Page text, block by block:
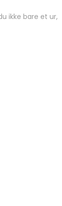
ikke bare et ur,